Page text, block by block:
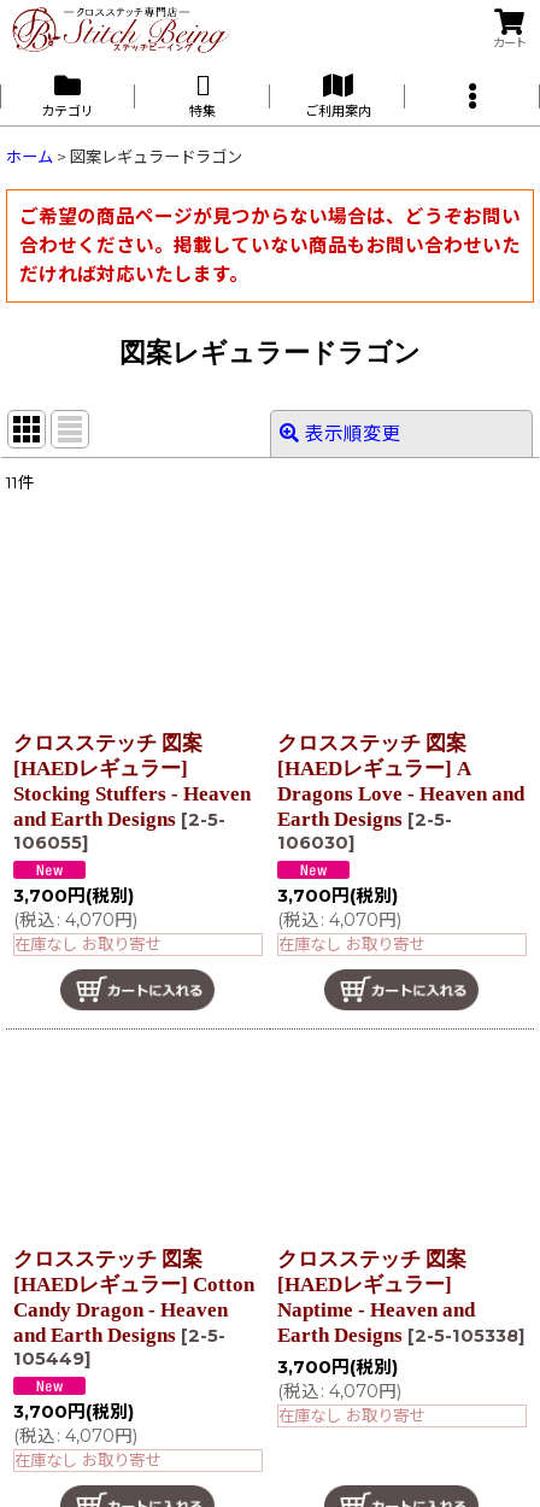
カート
カテゴリ 特集 ご利用案内
ホーム > 図案レギュラードラゴン
ご希望の商品ページが見つからない場合は、どうぞお問い
合わせください。掲載していない商品もお問い合わせいた
だければ対応いたします。
図案レギュラードラゴン
表示順変更
11件
クロスステッチ 図案
[HAEDレギュラー]
Stocking Stuffers - Heaven
and Earth Designs [2-5-
106055]
3,700 円 (税別)
(税込: 4,070円)
在庫なし お取り寄せ
クロスステッチ 図案
[HAEDレギュラー] A
Dragons Love - Heaven and
Earth Designs [2-5-
106030]
3,700 円 (税別)
(税込: 4,070円)
在庫なし お取り寄せ
クロスステッチ 図案
[HAEDレギュラー] Cotton
Candy Dragon - Heaven
and Earth Designs [2-5-
105449]
3,700 円 (税別)
(税込: 4,070円)
在庫なし お取り寄せ
クロスステッチ 図案
[HAEDレギュラー]
Naptime - Heaven and
Earth Designs [2-5-105338]
3,700 円 (税別)
(税込: 4,070円)
在庫なし お取り寄せ